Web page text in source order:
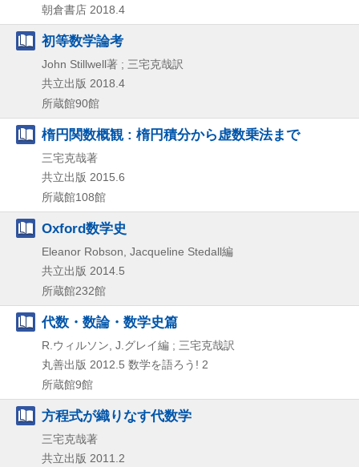
朝倉書店 2018.4
初等数学論考
John Stillwell著 ; 三宅克哉訳
共立出版 2018.4
所蔵館90館
楕円関数概観 : 楕円積分から虚数乗法まで
三宅克哉著
共立出版 2015.6
所蔵館108館
Oxford数学史
Eleanor Robson, Jacqueline Stedall編
共立出版 2014.5
所蔵館232館
代数・数論・数学史篇
R.ウィルソン, J.グレイ編 ; 三宅克哉訳
丸善出版 2012.5 数学を語ろう! 2
所蔵館9館
方程式が織りなす代数学
三宅克哉著
共立出版 2011.2